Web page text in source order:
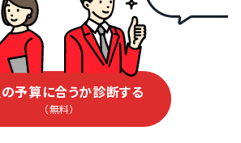
予算に合うか診断する
（無料）